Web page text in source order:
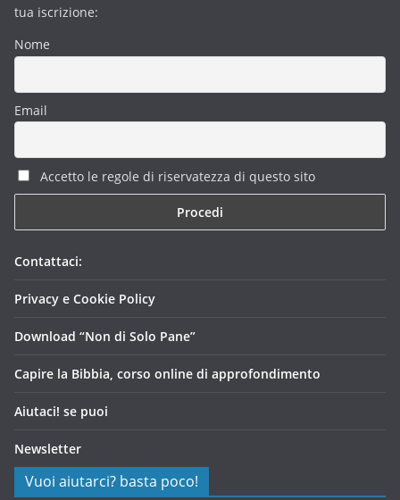
tua iscrizione:
Nome
Email
Accetto le regole di riservatezza di questo sito
Contattaci:
Privacy e Cookie Policy
Download “Non di Solo Pane”
Capire la Bibbia, corso online di approfondimento
Aiutaci! se puoi
Newsletter
Vuoi aiutarci? basta poco!